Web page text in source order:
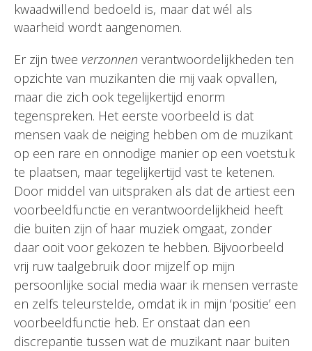
kwaadwillend bedoeld is, maar dat wél als
waarheid wordt aangenomen.
Er zijn twee verzonnen verantwoordelijkheden ten
opzichte van muzikanten die mij vaak opvallen,
maar die zich ook tegelijkertijd enorm
tegenspreken. Het eerste voorbeeld is dat
mensen vaak de neiging hebben om de muzikant
op een rare en onnodige manier op een voetstuk
te plaatsen, maar tegelijkertijd vast te ketenen.
Door middel van uitspraken als dat de artiest een
voorbeeldfunctie en verantwoordelijkheid heeft
die buiten zijn of haar muziek omgaat, zonder
daar ooit voor gekozen te hebben. Bijvoorbeeld
vrij ruw taalgebruik door mijzelf op mijn
persoonlijke social media waar ik mensen verraste
en zelfs teleurstelde, omdat ik in mijn ‘positie’ een
voorbeeldfunctie heb. Er onstaat dan een
discrepantie tussen wat de muzikant naar buiten